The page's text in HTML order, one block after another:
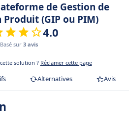
de Gestion de
(GIP ou PIM)
4.0
Basé sur 3 avis
solution ? Réclamer cette page
Alternatives Avis